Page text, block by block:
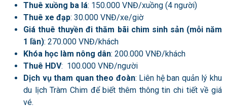
Thuê xuồng ba lá: 150.000 VNĐ/xuồng (4 người)
Thuê xe đạp: 30.000 VNĐ/xe/giờ
Giá thuê thuyền đi thăm bãi chim sinh sản (mỗi năm
1 lần): 270.000 VNĐ/khách
Khóa học làm nông dân: 200.000 VNĐ/khách
Thuê HDV: 100.000 VNĐ/người
Dịch vụ tham quan theo đoàn: Liên hệ ban quản lý khu
du lịch Tràm Chim để biết thêm thông tin chi tiết về giá
vé.